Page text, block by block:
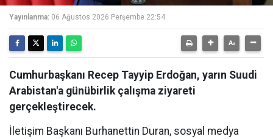
Yayınlanma: 06 Ağustos 2026 Perşembe 22:54
Cumhurbaşkanı Recep Tayyip Erdoğan, yarın Suudi
Arabistan'a günübirlik çalışma ziyareti
gerçekleştirecek.
İletişim Başkanı Burhanettin Duran, sosyal medya